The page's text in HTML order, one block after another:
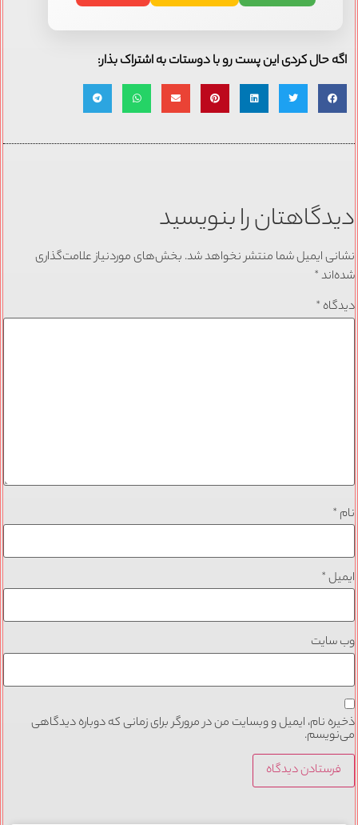
اگه حال کردی این پست رو با دوستات به اشتراک بذار:
دیدگاهتان را بنویسید
نشانی ایمیل شما منتشر نخواهد شد. بخش‌های موردنیاز علامت‌گذاری
شده‌اند*
دیدگاه *
نام *
ایمیل*
وب‌ سایت
ذخیره نام، ایمیل و وبسایت من در مرورگر برای زمانی که دوباره دیدگاهی
می‌نویسم.